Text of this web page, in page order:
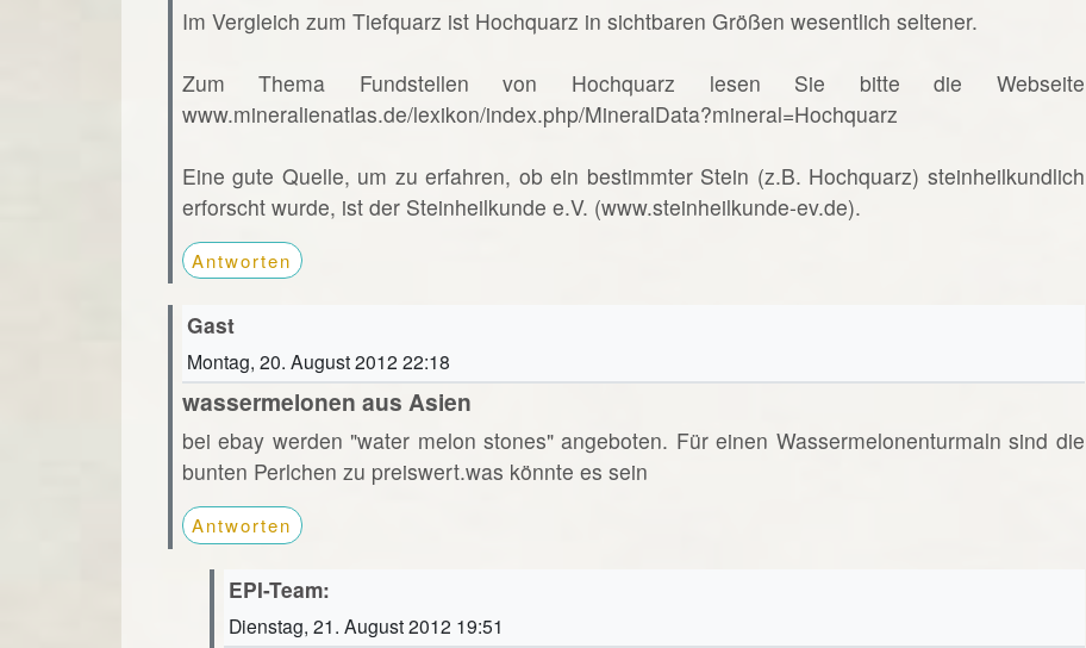
Im Vergleich zum Tiefquarz ist Hochquarz in sichtbaren Größen wesentlich seltener.
Zum Thema Fundstellen von Hochquarz lesen Sie bitte die Webseite
www.mineralienatlas.de/lexikon/index.php/MineralData?mineral=Hochquarz
Eine gute Quelle, um zu erfahren, ob ein bestimmter Stein (z.B. Hochquarz) steinheilkundlich
erforscht wurde, ist der Steinheilkunde e.V. (www.steinheilkunde-ev.de).
Antworten
Gast
Montag, 20. August 2012 22:18
wassermelonen aus Asien
bei ebay werden "water melon stones" angeboten. Für einen Wassermelonenturmaln sind die
bunten Perlchen zu preiswert.was könnte es sein
Antworten
EPI-Team:
Dienstag, 21. August 2012 19:51